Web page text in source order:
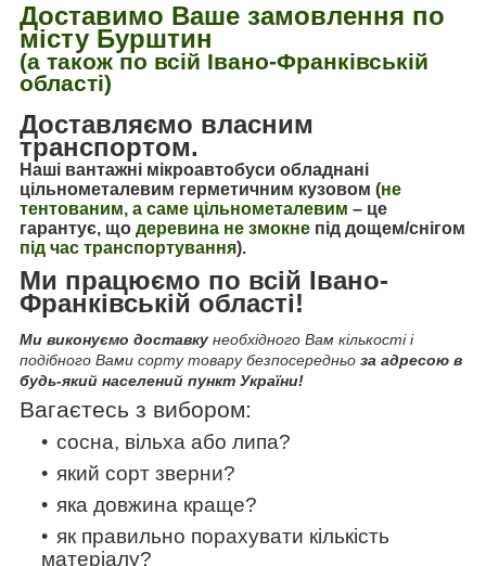
Доставимо Ваше замовлення по
місту Бурштин
(а також по всій Івано-Франківській
області)
Доставляємо власним
транспортом.
Наші вантажні мікроавтобуси обладнані
цільнометалевим герметичним кузовом (не
тентованим, а саме цільнометалевим – це
гарантує, що деревина не змокне під дощем/снігом
під час транспортування).
Ми працюємо по всій Івано-
Франківській області!
Ми виконуємо доставку необхідного Вам кількості і
подібного Вами сорту товару безпосередньо за адресою в
будь-який населений пункт України!
Вагаєтесь з вибором:
сосна, вільха або липа?
який сорт зверни?
яка довжина краще?
як правильно порахувати кількість
матеріалу?